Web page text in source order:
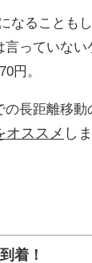
なることも
っていな
円。
長距離移動
オススメ し
着！